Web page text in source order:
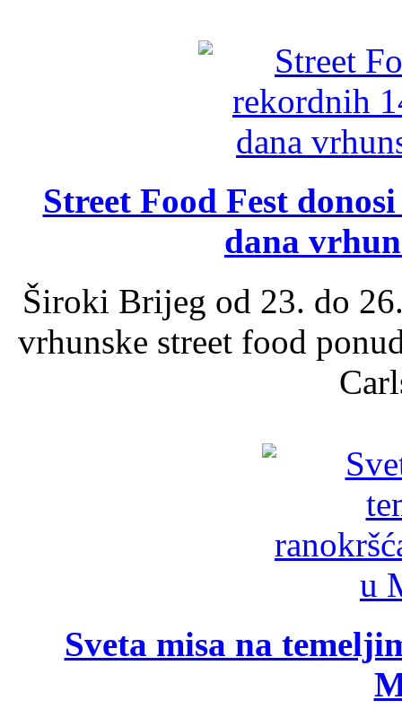
Street Food Fest
dana
Široki Brijeg od 23. do
vrhunske street food
Sveta misa na